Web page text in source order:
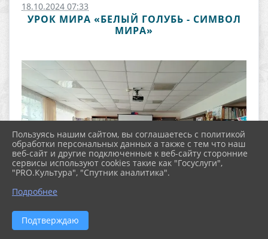
18.10.2024 07:33
УРОК МИРА «БЕЛЫЙ ГОЛУБЬ - СИМВОЛ
МИРА»
Пользуясь нашим сайтом, вы соглашаетесь с политикой
обработки персональных данных а также с тем что наш
веб-сайт и другие подключенные к веб-сайту сторонние
сервисы используют cookies такие как "Госуслуги",
"PRO.Культура", "Спутник аналитика".
Подробнее
Подтверждаю